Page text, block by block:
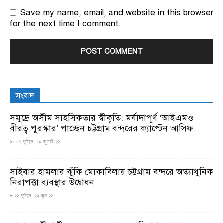
Save my name, email, and website in this browser
for the next time I comment.
সংবাদ
সমুদ্রে অসীম সাহসিকতার স্বীকৃতি: মর্যাদাপূর্ণ ‘আইএমও
বীরত্ব পুরস্কার’ পাচ্ছেন চট্টগ্রাম বন্দরের ক্যাপ্টেন আসিফ
১১:১২ পূর্বাহ্ন, ১০ জুলাই ২৬
সাইবার হামলার ঝুঁকি মোকাবিলায় চট্টগ্রাম বন্দরে অত্যাধুনিক
নিরাপত্তা ব্যবস্থার উদ্বোধন
৮:২৬ পূর্বাহ্ন, ২৯ জুন ২৬